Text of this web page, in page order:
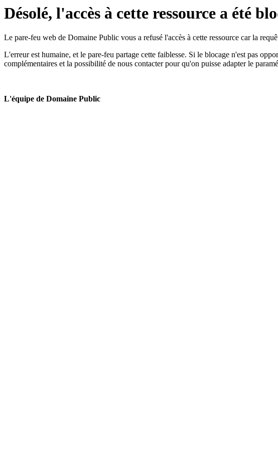
Désolé, l'accès à cette ressource a été
Le pare-feu web de Domaine Public vous a refusé l'accès à cette ressource car la
L'erreur est humaine, et le pare-feu partage cette faiblesse. Si le blocage n'est pas
complémentaires et la possibilité de nous contacter pour qu'on puisse adapter le
L'équipe de Domaine Public